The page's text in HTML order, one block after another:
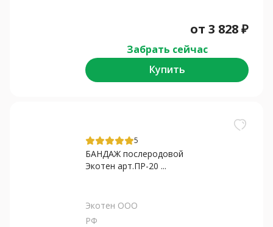
от 3 828₽
Забрать сейчас
Купить
5
БАНДАЖ послеродовой
Экотен арт.ПР-20 ...
Экотен ООО
РФ